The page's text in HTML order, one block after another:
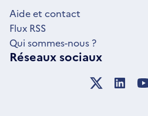
Aide et contact
Flux RSS
Qui sommes-nous ?
Réseaux sociaux